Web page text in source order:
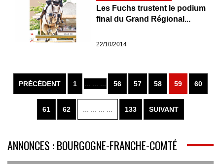
Les Fuchs trustent le podium
final du Grand Régional...
22/10/2014
PRÉCÉDENT 1 ... ... ... 56 57 58 59 60
61 62 ... ... ... ... 133 SUIVANT
ANNONCES : BOURGOGNE-FRANCHE-COMTÉ